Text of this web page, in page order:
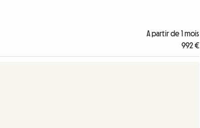
A partir de 1 mois
992 €